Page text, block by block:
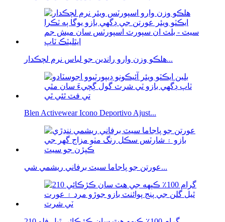
هلڪو وزن وارو راندين جو لباس نرم لچڪدار...
Blen Activewear Icono Deportivo Ajust...
عورتن جو پاجاما سيٽ برفاني ريشمي شي...